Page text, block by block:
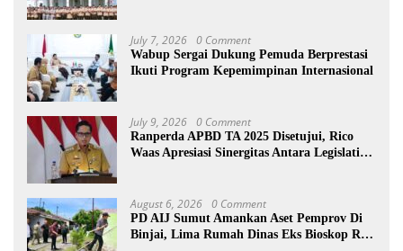
July 7, 2026 0 Comment
Wabup Sergai Dukung Pemuda Berprestasi
Ikuti Program Kepemimpinan Internasional
July 9, 2026 0 Comment
Ranperda APBD TA 2025 Disetujui, Rico
Waas Apresiasi Sinergitas Antara Legislatif
August 6, 2026 0 Comment
PD AIJ Sumut Amankan Aset Pemprov Di
Binjai, Lima Rumah Dinas Eks Bioskop Ria